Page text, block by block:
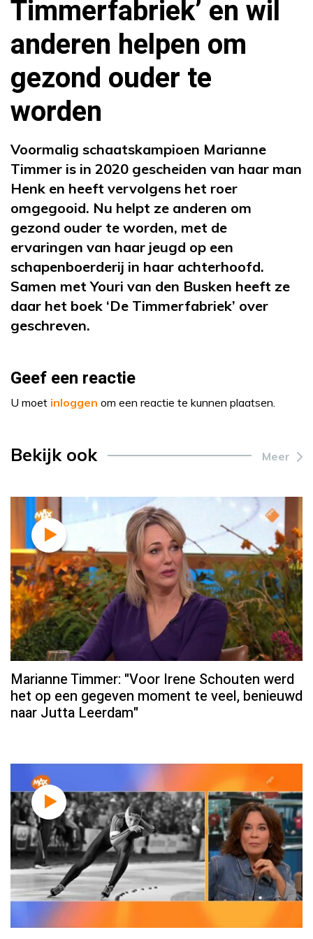
Timmerfabriek’ en wil
anderen helpen om
gezond ouder te
worden
Voormalig schaatskampioen Marianne
Timmer is in 2020 gescheiden van haar man
Henk en heeft vervolgens het roer
omgegooid. Nu helpt ze anderen om
gezond ouder te worden, met de
ervaringen van haar jeugd op een
schapenboerderij in haar achterhoofd.
Samen met Youri van den Busken heeft ze
daar het boek ‘De Timmerfabriek’ over
geschreven.
Geef een reactie
U moet inloggen om een reactie te kunnen plaatsen.
Bekijk ook Meer
Marianne Timmer: "Voor Irene Schouten werd
het op een gegeven moment te veel, benieuwd
naar Jutta Leerdam"